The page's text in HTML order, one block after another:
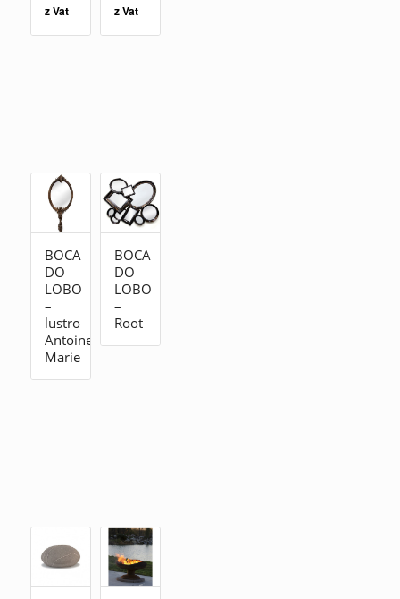
z Vat z Vat
BOCA
DO
LOBO
–
lustro
Antoinette
Marie
BOCA
DO
LOBO
–
Root